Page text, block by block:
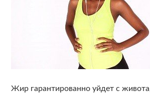
Жир гарантированно уйдет с